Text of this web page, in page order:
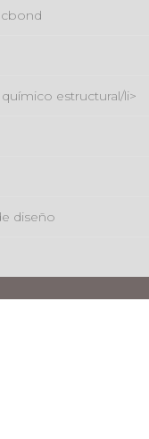
estructural/li>
diseño